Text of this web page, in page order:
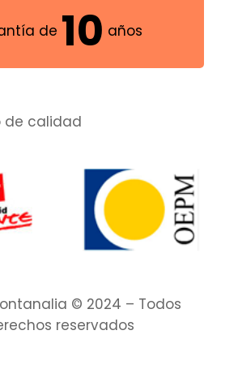
de 1
2
3
4
6
8
0
1
2
3
4
5
7
años
de calidad
© 2024 – Todos
reservados